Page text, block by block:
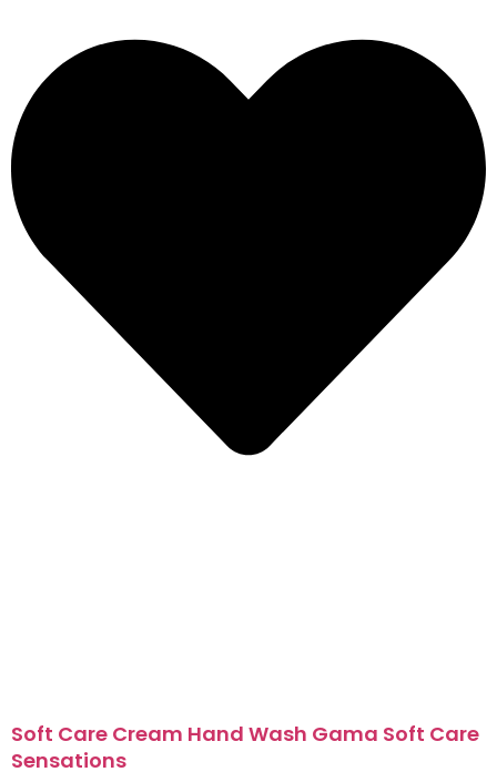
Soft Care Cream Hand Wash Gama Soft Care
Sensations